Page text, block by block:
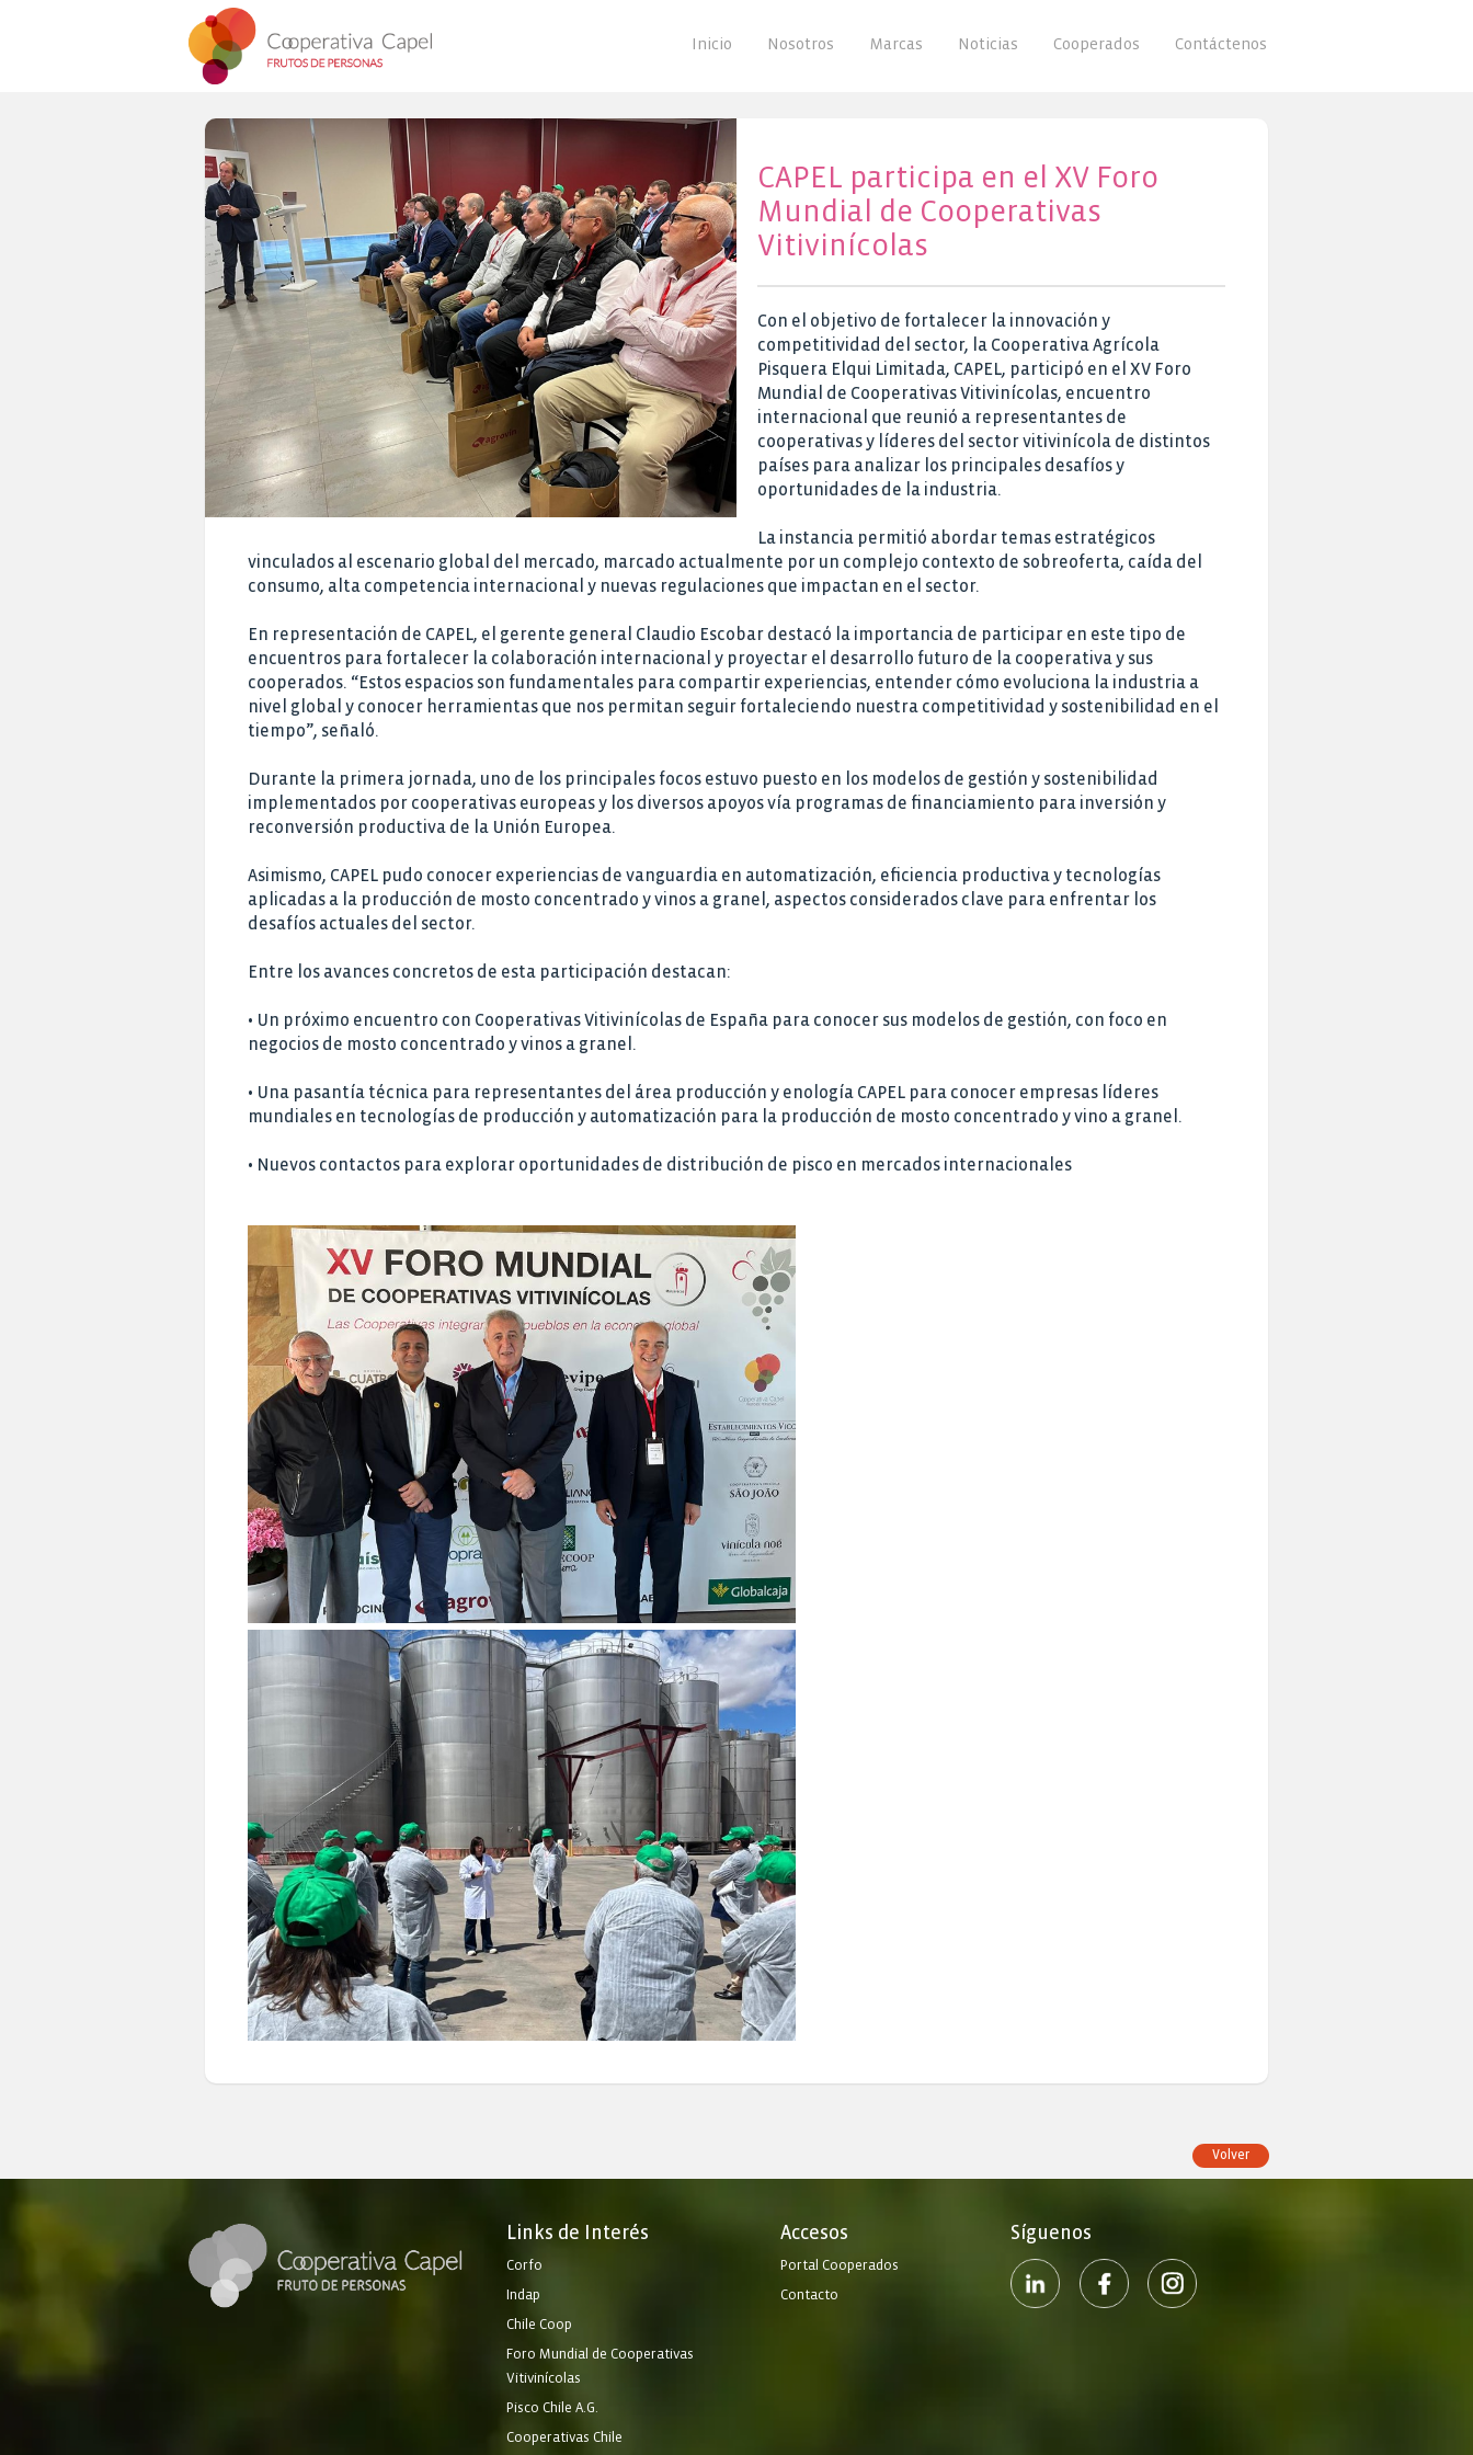
Inicio Nosotros Marcas Noticias Cooperados Contáctenos
CAPEL participa en el XV Foro
Mundial de Cooperativas
Vitivinícolas
Con el objetivo de fortalecer la innovación y
competitividad del sector, la Cooperativa Agrícola
Pisquera Elqui Limitada, CAPEL, participó en el XV Foro
Mundial de Cooperativas Vitivinícolas, encuentro
internacional que reunió a representantes de
cooperativas y líderes del sector vitivinícola de distintos
países para analizar los principales desafíos y
oportunidades de la industria.
La instancia permitió abordar temas estratégicos
vinculados al escenario global del mercado, marcado actualmente por un complejo contexto de sobreoferta, caída del
consumo, alta competencia internacional y nuevas regulaciones que impactan en el sector.
En representación de CAPEL, el gerente general Claudio Escobar destacó la importancia de participar en este tipo de
encuentros para fortalecer la colaboración internacional y proyectar el desarrollo futuro de la cooperativa y sus
cooperados. “Estos espacios son fundamentales para compartir experiencias, entender cómo evoluciona la industria a
nivel global y conocer herramientas que nos permitan seguir fortaleciendo nuestra competitividad y sostenibilidad en el
tiempo”, señaló.
Durante la primera jornada, uno de los principales focos estuvo puesto en los modelos de gestión y sostenibilidad
implementados por cooperativas europeas y los diversos apoyos vía programas de financiamiento para inversión y
reconversión productiva de la Unión Europea.
Asimismo, CAPEL pudo conocer experiencias de vanguardia en automatización, eficiencia productiva y tecnologías
aplicadas a la producción de mosto concentrado y vinos a granel, aspectos considerados clave para enfrentar los
desafíos actuales del sector.
Entre los avances concretos de esta participación destacan:
• Un próximo encuentro con Cooperativas Vitivinícolas de España para conocer sus modelos de gestión, con foco en
negocios de mosto concentrado y vinos a granel.
• Una pasantía técnica para representantes del área producción y enología CAPEL para conocer empresas líderes
mundiales en tecnologías de producción y automatización para la producción de mosto concentrado y vino a granel.
• Nuevos contactos para explorar oportunidades de distribución de pisco en mercados internacionales
Volver
Links de Interés
Corfo
Indap
Chile Coop
Foro Mundial de Cooperativas
Vitivinícolas
Pisco Chile A.G.
Cooperativas Chile
Accesos
Portal Cooperados
Contacto
Síguenos